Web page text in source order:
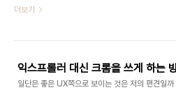
드를 제공하고 점원이 맞춰주는 방식으로 좋은 페인
이 남습니다.당도 부분만 봐 주시길..
더보기
익스프롤러 대신 크롬을 쓰게 하는
일단은 좋은 UX쪽으로 보이는 것은 저의 편견일까